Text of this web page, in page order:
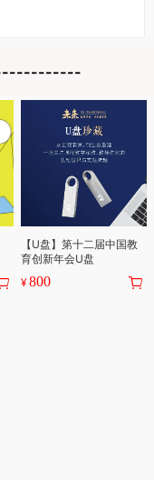
【U盘】第十二届中国教
育创新年会U盘
¥800